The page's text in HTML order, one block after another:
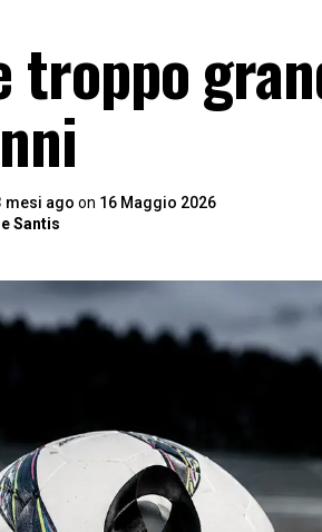
troppo
mesi ago on 16 Maggio 2026
Santis